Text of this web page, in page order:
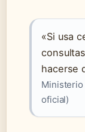
«Si usa
hacerse
Ministerio
oficial)